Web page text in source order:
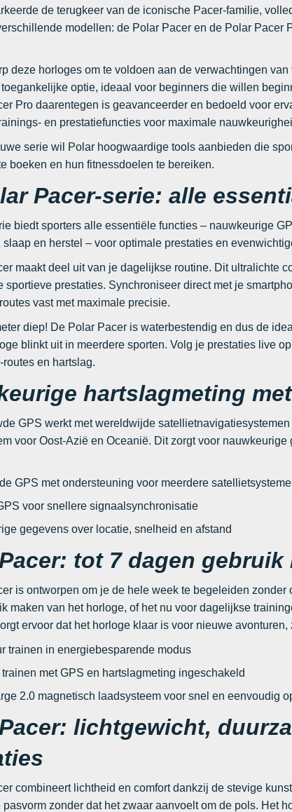
de terugkeer van de iconische Pacer-familie,
modellen: de Polar Pacer en de Polar Pacer
deze horloges om te voldoen aan de verwachtingen
optie, ideaal voor beginners die willen
Pro daarentegen is geavanceerder en bedoeld voor
en prestatiefuncties voor maximale
serie wil Polar hoogwaardige tools aanbieden die
boeken en hun fitnessdoelen te bereiken.
Pacer-serie: alle
biedt sporters alle essentiële functies – nauwkeurige
slaap en herstel – voor optimale prestaties en
maakt deel uit van je dagelijkse routine. Dit ultralichte
sportieve prestaties. Synchroniseer direct met je
vast met maximale precisie.
diep! De Polar Pacer is waterbestendig en dus de
blinkt uit in meerdere sporten. Volg je prestaties live
routes en hartslag.
hartslagmeting
GPS werkt met wereldwijde
voor Oost-Azië en Oceanië. Dit zorgt voor
GPS met ondersteuning voor meerdere
voor snellere signaalsynchronisatie
gegevens over locatie, snelheid en afstand
tot 7 dagen
is ontworpen om je de hele week te begeleiden
maken van het horloge, of het nu voor dagelijkse
ervoor dat het horloge klaar is voor nieuwe
trainen in energiebesparende modus
trainen met GPS en hartslagmeting ingeschakeld
2.0 magnetisch laadsysteem voor snel en eenvoudig
lichtgewicht,
combineert lichtheid en comfort dankzij de stevige
pasvorm zonder dat het zwaar aanvoelt om de pols. Het